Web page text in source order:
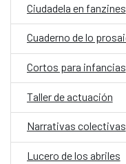
Ciudadela en fanzines
Cortos para infancias
Taller de actuación
Narrativas colectivas
Lucero de los abriles